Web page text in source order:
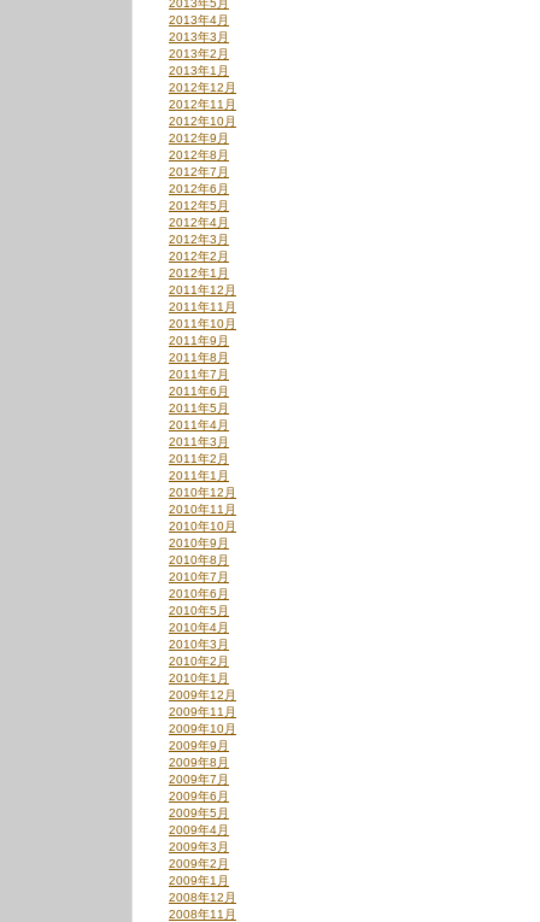
2013年5月
2013年4月
2013年3月
2013年2月
2013年1月
2012年12月
2012年11月
2012年10月
2012年9月
2012年8月
2012年7月
2012年6月
2012年5月
2012年4月
2012年3月
2012年2月
2012年1月
2011年12月
2011年11月
2011年10月
2011年9月
2011年8月
2011年7月
2011年6月
2011年5月
2011年4月
2011年3月
2011年2月
2011年1月
2010年12月
2010年11月
2010年10月
2010年9月
2010年8月
2010年7月
2010年6月
2010年5月
2010年4月
2010年3月
2010年2月
2010年1月
2009年12月
2009年11月
2009年10月
2009年9月
2009年8月
2009年7月
2009年6月
2009年5月
2009年4月
2009年3月
2009年2月
2009年1月
2008年12月
2008年11月